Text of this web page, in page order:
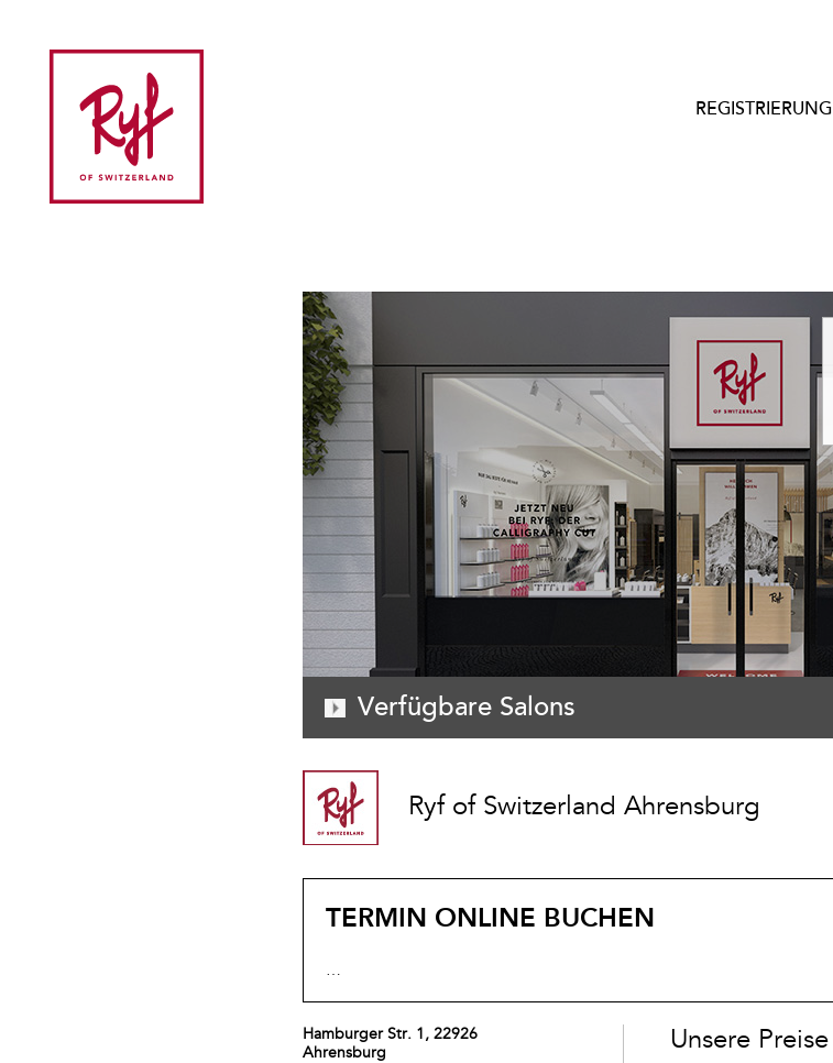
REGISTRIERUNG
Verfügbare Salons
Ryf of Switzerland Ahrensburg
TERMIN ONLINE BUCHEN
…
Hamburger Str. 1, 22926
Ahrensburg
Unsere Preise